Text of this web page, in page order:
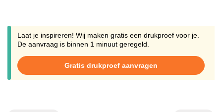
Laat je inspireren! Wij maken gratis een drukproef voor je.
De aanvraag is binnen 1 minuut geregeld.
Gratis drukproef aanvragen